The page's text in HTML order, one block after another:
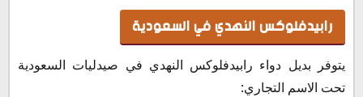
رابيدفلوكس النهدي في السعودية
يتوفر بديل دواء رابيدفلوكس النهدي في صيدليات السعودية
تحت الاسم التجاري: